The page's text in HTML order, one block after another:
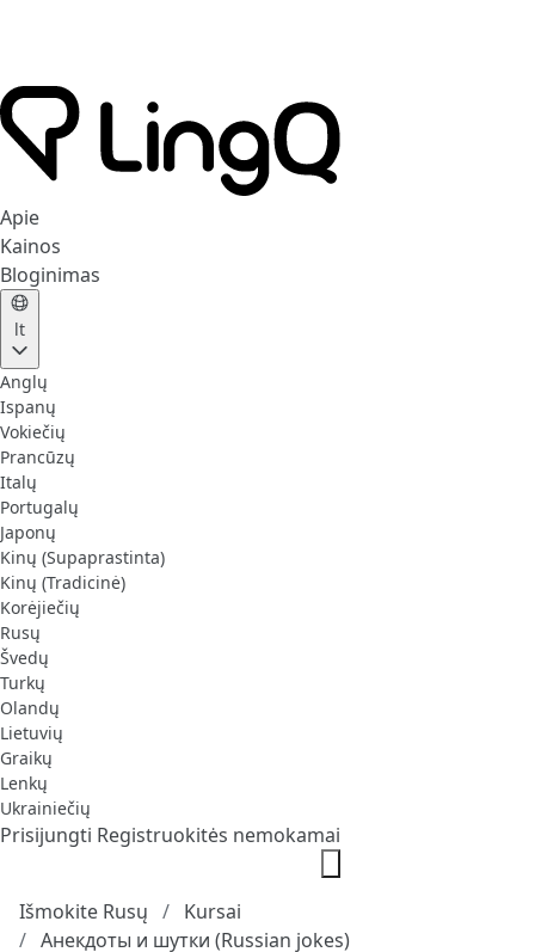
Apie
Kainos
Bloginimas
lt
Anglų
Ispanų
Vokiečių
Prancūzų
Italų
Portugalų
Japonų
Kinų (Supaprastinta)
Kinų (Tradicinė)
Korėjiečių
Rusų
Švedų
Turkų
Olandų
Lietuvių
Graikų
Lenkų
Ukrainiečių
Prisijungti Registruokitės nemokamai
Išmokite Rusų
Kursai
Анекдоты и шутки (Russian jokes)